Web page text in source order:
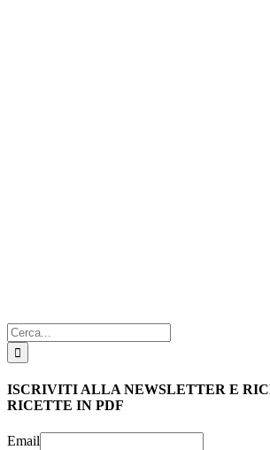
Cerca
per:
ISCRIVITI ALLA NEWSLETTER E
RICETTE IN PDF
Email